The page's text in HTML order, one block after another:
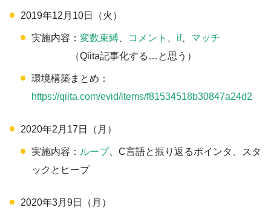
2019年12月10日（火）
実施内容： 変数束縛 コメント if、 マッチ
（Qiita記事化する…と思う）
環境構築まとめ：
https://qiita.com/evid/items/f81534518b30847a24d2
2020年2月17日（月）
実施内容： ループ、C言語と振り返るポインタ、スタ
ックとヒープ
2020年3月9日（月）